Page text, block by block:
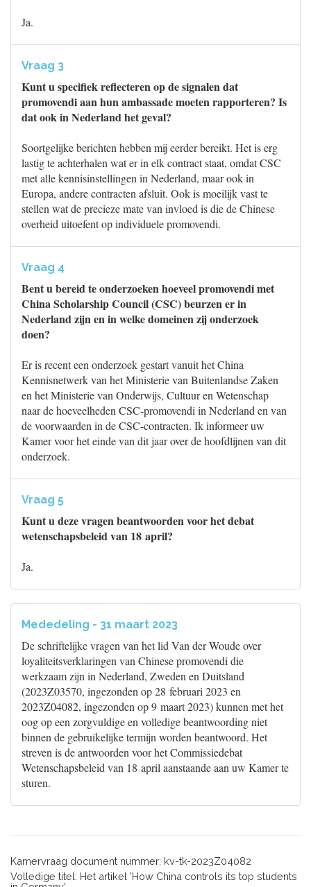
Ja.
Vraag 3
Kunt u specifiek reflecteren op de signalen dat
promovendi aan hun ambassade moeten rapporteren? Is
dat ook in Nederland het geval?
Soortgelijke berichten hebben mij eerder bereikt. Het is erg
lastig te achterhalen wat er in elk contract staat, omdat CSC
met alle kennisinstellingen in Nederland, maar ook in
Europa, andere contracten afsluit. Ook is moeilijk vast te
stellen wat de precieze mate van invloed is die de Chinese
overheid uitoefent op individuele promovendi.
Vraag 4
Bent u bereid te onderzoeken hoeveel promovendi met
China Scholarship Council (CSC) beurzen er in
Nederland zijn en in welke domeinen zij onderzoek
doen?
Er is recent een onderzoek gestart vanuit het China
Kennisnetwerk van het Ministerie van Buitenlandse Zaken
en het Ministerie van Onderwijs, Cultuur en Wetenschap
naar de hoeveelheden CSC-promovendi in Nederland en van
de voorwaarden in de CSC-contracten. Ik informeer uw
Kamer voor het einde van dit jaar over de hoofdlijnen van dit
onderzoek.
Vraag 5
Kunt u deze vragen beantwoorden voor het debat
wetenschapsbeleid van 18 april?
Ja.
Mededeling - 31 maart 2023
De schriftelijke vragen van het lid Van der Woude over
loyaliteitsverklaringen van Chinese promovendi die
werkzaam zijn in Nederland, Zweden en Duitsland
(2023Z03570, ingezonden op 28 februari 2023 en
2023Z04082, ingezonden op 9 maart 2023) kunnen met het
oog op een zorgvuldige en volledige beantwoording niet
binnen de gebruikelijke termijn worden beantwoord. Het
streven is de antwoorden voor het Commissiedebat
Wetenschapsbeleid van 18 april aanstaande aan uw Kamer te
sturen.
Kamervraag document nummer: kv-tk-2023Z04082
Volledige titel: Het artikel 'How China controls its top students